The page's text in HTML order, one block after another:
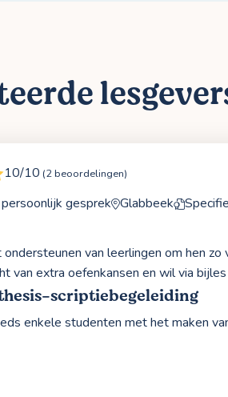
10/10 (2 beoordelingen)
gesprek Glabbeek
van leerlingen om hen
van extra oefenkansen en wil via
scriptiebegeleiding
enkele studenten met het maken